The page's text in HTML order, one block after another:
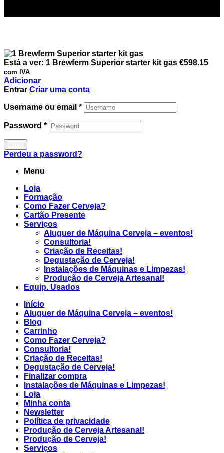
Está a ver: 1 Brewferm Superior starter kit gas €598.15
com IVA
Adicionar
Entrar Criar uma conta
Username ou email *
Password *
Perdeu a password?
Menu
Loja
Formação
Como Fazer Cerveja?
Cartão Presente
Serviços
Aluguer de Máquina Cerveja – eventos!
Consultoria!
Criação de Receitas!
Degustação de Cerveja!
Instalações de Máquinas e Limpezas!
Produção de Cerveja Artesanal!
Equip. Usados
Início
Aluguer de Máquina Cerveja – eventos!
Blog
Carrinho
Como Fazer Cerveja?
Consultoria!
Criação de Receitas!
Degustação de Cerveja!
Finalizar compra
Instalações de Máquinas e Limpezas!
Loja
Minha conta
Newsletter
Política de privacidade
Produção de Cerveja Artesanal!
Produção de Cerveja!
Serviços